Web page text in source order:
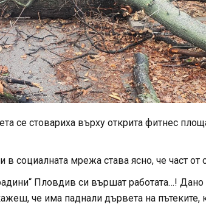
се стовариха върху открита фитнес
в социалната мрежа става ясно, че част
Пловдив си вършат работата…!
че има паднали дървета на